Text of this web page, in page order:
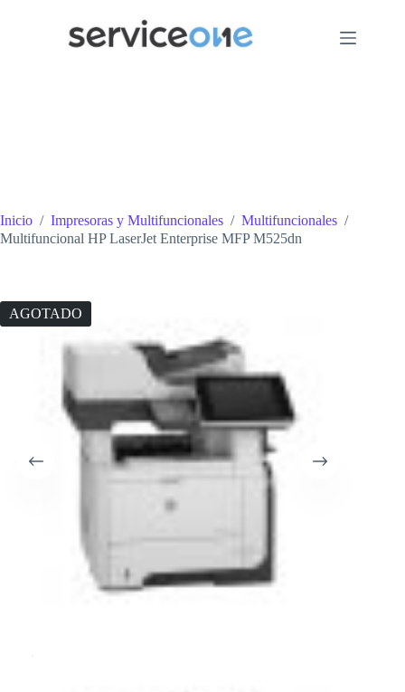
Inicio / Impresoras y Multifuncionales / Multifuncionales /
Multifuncional HP LaserJet Enterprise MFP M525dn
AGOTADO